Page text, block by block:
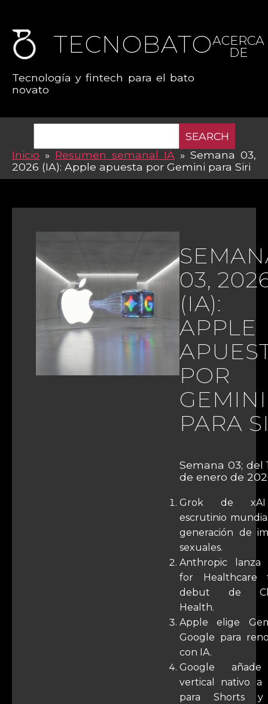
TECNOBATO
Tecnología y fintech para el bato
novato
ACERCA
DE
SEARCH
Inicio » Resumen semanal IA » Semana 03,
2026 (IA): Apple apuesta por Gemini para Siri
03,
(IA):
APPLE
POR
GEMINI
PARA
Semana 03; del
de enero de
Grok de
escrutinio
generación de
sexuales.
Anthropic lanza
for Healthcare
debut de
Health.
Apple elige
Google para
con IA.
Google
vertical nativo a
para Shorts y